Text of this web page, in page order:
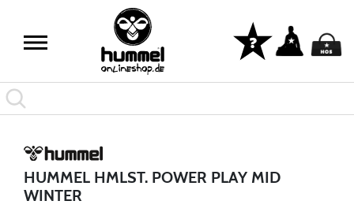
HUMMEL HMLST. POWER PLAY MID
WINTER